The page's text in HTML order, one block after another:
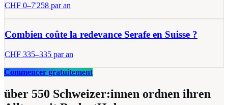
CHF 0–7'258 par an
Combien coûte la redevance Serafe en Suisse ?
CHF 335–335 par an
Commencer gratuitement
über 550 Schweizer:innen ordnen ihren